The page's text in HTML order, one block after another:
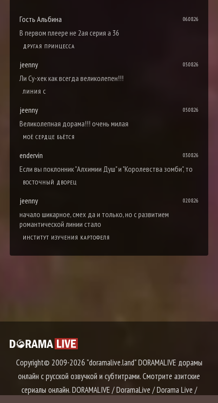
Гость Альбина 06.08.26
В первом плеере не 2ая серия а 36
ДРУГАЯ ПРИНЦЕССА
jeenny 05.08.26
Ли Су-хек как всегда великолепен!!!
ЛИНИЯ С
jeenny 05.08.26
Великолепная дорама!!! очень милая
МОЁ СЕРДЦЕ БЬЁТСЯ
endervin 03.08.26
Если вы поклонник "Алхимии Душ" и "Королевства зомби", то
ВОСТОЧНЫЙ ДВОРЕЦ
jeenny 02.08.26
начало шикарное, смех да и только, но с развитием
романтической линии стало
ИНСТИТУТ ИЗУЧЕНИЯ КАРТОФЕЛЯ
Copyright© 2009-2026 "doramalive.land" DORAMALIVE дорамы
онлайн с русской озвучкой и субтитрами. Смотрите азитские
сериалы онлайн. DORAMALIVE / DoramaLive / Dorama Live /